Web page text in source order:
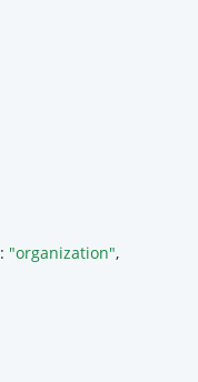
: "organization",